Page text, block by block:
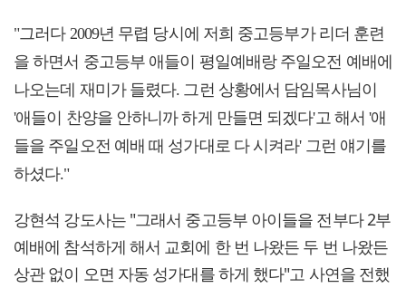
"그러다 2009년 무렵 당시에 저희 중고등부가 리더 훈련
을 하면서 중고등부 애들이 평일예배랑 주일오전 예배에
나오는데 재미가 들렸다. 그런 상황에서 담임목사님이
'애들이 찬양을 안하니까 하게 만들면 되겠다'고 해서 '애
들을 주일오전 예배 때 성가대로 다 시켜라' 그런 얘기를
하셨다."
강현석 강도사는 "그래서 중고등부 아이들을 전부다 2부
예배에 참석하게 해서 교회에 한 번 나왔든 두 번 나왔든
상관 없이 오면 자동 성가대를 하게 했다"고 사연을 전했